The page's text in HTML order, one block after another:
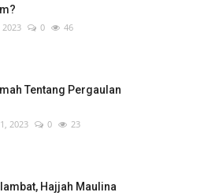
2023 0 46
Tentang Pergaulan
2023 0 23
Hajjah Maulina